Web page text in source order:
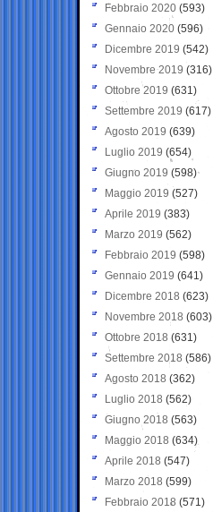
Febbraio 2020 (593)
Gennaio 2020 (596)
Dicembre 2019 (542)
Novembre 2019 (316)
Ottobre 2019 (631)
Settembre 2019 (617)
Agosto 2019 (639)
Luglio 2019 (654)
Giugno 2019 (598)
Maggio 2019 (527)
Aprile 2019 (383)
Marzo 2019 (562)
Febbraio 2019 (598)
Gennaio 2019 (641)
Dicembre 2018 (623)
Novembre 2018 (603)
Ottobre 2018 (631)
Settembre 2018 (586)
Agosto 2018 (362)
Luglio 2018 (562)
Giugno 2018 (563)
Maggio 2018 (634)
Aprile 2018 (547)
Marzo 2018 (599)
Febbraio 2018 (571)